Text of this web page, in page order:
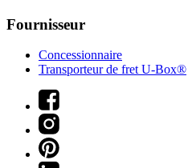
Fournisseur
Concessionnaire
Transporteur de fret U-Box®